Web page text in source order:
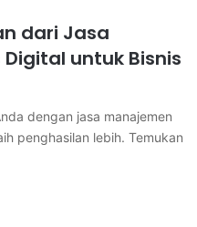
dari Jasa
untuk Bisnis
dengan jasa manajemen
penghasilan lebih. Temukan